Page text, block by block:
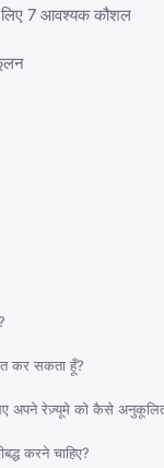
लिए 7 आवश्यक कौशल
कर सकता हूँ?
अपने रेज़्यूमे को कैसे
करने चाहिए?